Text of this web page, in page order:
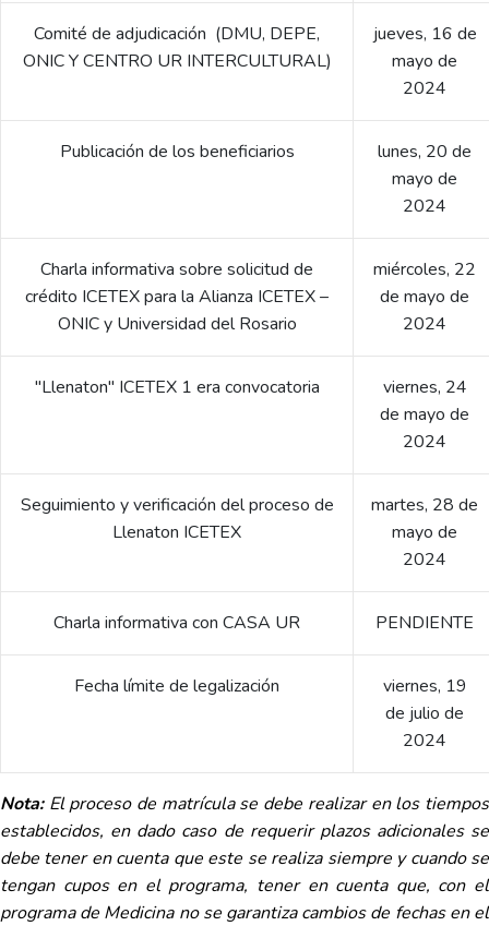
Comité de adjudicación (DMU, DEPE,
ONIC Y CENTRO UR INTERCULTURAL)
jueves, 16 de
mayo de
2024
Publicación de los beneficiarios
lunes, 20 de
mayo de
2024
Charla informativa sobre solicitud de
crédito ICETEX para la Alianza ICETEX –
ONIC y Universidad del Rosario
miércoles, 22
de mayo de
2024
"Llenaton" ICETEX 1 era convocatoria
viernes, 24
de mayo de
2024
Seguimiento y verificación del proceso de
Llenaton ICETEX
martes, 28 de
mayo de
2024
Charla informativa con CASA UR PENDIENTE
Fecha límite de legalización
viernes, 19
de julio de
2024
Nota:El proceso de matrícula se debe realizar en los tiempos
establecidos, en dado caso de requerir plazos adicionales se
debe tener en cuenta que este se realiza siempre y cuando se
tengan cupos en el programa, tener en cuenta que, con el
programa de Medicina no se garantiza cambios de fechas en el